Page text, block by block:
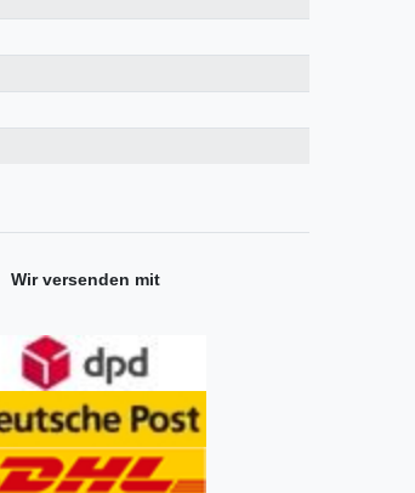
Wir versenden mit